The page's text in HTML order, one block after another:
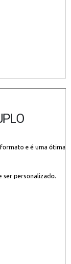
e é uma ótima
ser personalizado.